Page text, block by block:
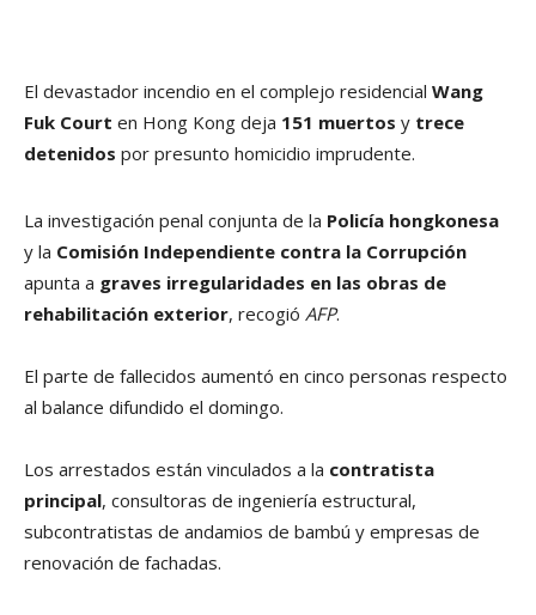
El devastador incendio en el complejo residencial Wang
Fuk Court en Hong Kong deja 151 muertos y trece
detenidos por presunto homicidio imprudente.
La investigación penal conjunta de la Policía hongkonesa
y la Comisión Independiente contra la Corrupción
apunta a graves irregularidades en las obras de
rehabilitación exterior, recogió AFP.
El parte de fallecidos aumentó en cinco personas respecto
al balance difundido el domingo.
Los arrestados están vinculados a la contratista
principal, consultoras de ingeniería estructural,
subcontratistas de andamios de bambú y empresas de
renovación de fachadas.